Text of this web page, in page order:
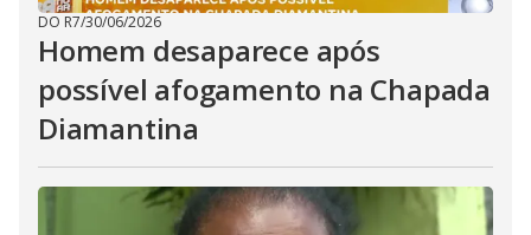
DO R7/30/06/2026
Homem desaparece após
possível afogamento na Chapada
Diamantina